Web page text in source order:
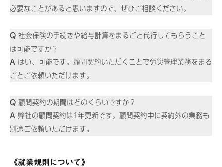
必要なことがあると思いますので、ぜひご相談ください。
Q 社会保険の手続きや給与計算をまるごと代行してもらうこと
は可能ですか？
A はい、可能です。顧問契約いただくことで労災管理業務をまる
ごとご依頼いただけます。
Q 顧問契約の期間はどのくらいですか？
A 弊社の顧問契約は1年更新です。顧問契約中に契約外の業務も
別途ご依頼いただけます。
《就業規則について》